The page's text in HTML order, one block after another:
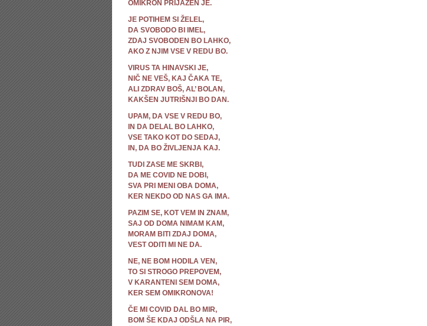
OMIKRON PRIJAZEN JE.
JE POTIHEM SI ŽELEL,
DA SVOBODO BI IMEL,
ZDAJ SVOBODEN BO LAHKO,
AKO Z NJIM VSE V REDU BO.
VIRUS TA HINAVSKI JE,
NIČ NE VEŠ, KAJ ČAKA TE,
ALI ZDRAV BOŠ, AL’ BOLAN,
KAKŠEN JUTRIŠNJI BO DAN.
UPAM, DA VSE V REDU BO,
IN DA DELAL BO LAHKO,
VSE TAKO KOT DO SEDAJ,
IN, DA BO ŽIVLJENJA KAJ.
TUDI ZASE ME SKRBI,
DA ME COVID NE DOBI,
SVA PRI MENI OBA DOMA,
KER NEKDO OD NAS GA IMA.
PAZIM SE, KOT VEM IN ZNAM,
SAJ OD DOMA NIMAM KAM,
MORAM BITI ZDAJ DOMA,
VEST ODITI MI NE DA.
NE, NE BOM HODILA VEN,
TO SI STROGO PREPOVEM,
V KARANTENI SEM DOMA,
KER SEM OMIKRONOVA!
ČE MI COVID DAL BO MIR,
BOM ŠE KDAJ ODŠLA NA PIR,